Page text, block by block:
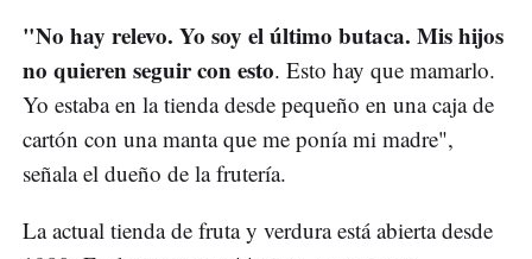
"No hay relevo. Yo soy el último butaca. Mis hijos
no quieren seguir con esto. Esto hay que mamarlo.
Yo estaba en la tienda desde pequeño en una caja de
cartón con una manta que me ponía mi madre",
señala el dueño de la frutería.
La actual tienda de fruta y verdura está abierta desde